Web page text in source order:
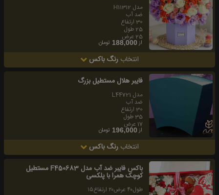
مدل H11312
ضد آب
30 ارتفاع
25 طول
25 عرض
از188,000 تومان
انتخاب رنگ باکس
فايبر هلال مستطيل بزرگ
مدل L44721
ضد آب
30 ارتفاع
35 طول
17 عرض
از196,000 تومان
انتخاب رنگ باکس
باکس فایبر ضد آب مدل F450683 مستطیل
کوچک همرا با پلکسی
طول۴۰ عرض۲۰ ارتفاع۱۵